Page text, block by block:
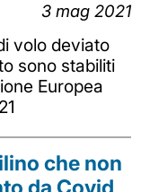
3 mag 2021
volo deviato
sono stabiliti
Europea
che non